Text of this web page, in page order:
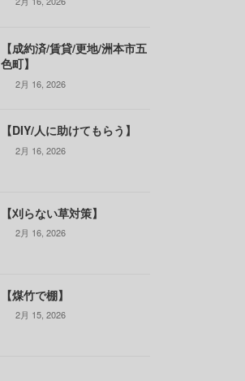
【成約済/賃貸/更地/洲本市五
色町】
2月 16, 2026
【DIY/人に助けてもらう】
2月 16, 2026
【刈らない草対策】
2月 16, 2026
【煤竹で棚】
2月 15, 2026